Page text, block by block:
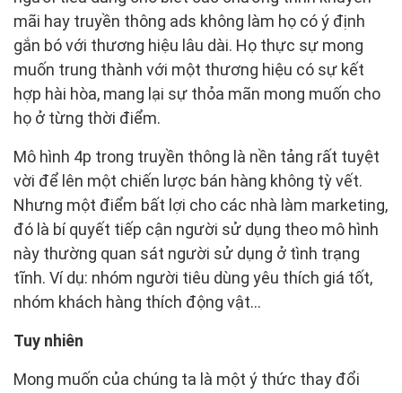
mãi hay truyền thông ads không làm họ có ý định
gắn bó với thương hiệu lâu dài. Họ thực sự mong
muốn trung thành với một thương hiệu có sự kết
hợp hài hòa, mang lại sự thỏa mãn mong muốn cho
họ ở từng thời điểm.
Mô hình 4p trong truyền thông là nền tảng rất tuyệt
vời để lên một chiến lược bán hàng không tỳ vết.
Nhưng một điểm bất lợi cho các nhà làm marketing,
đó là bí quyết tiếp cận người sử dụng theo mô hình
này thường quan sát người sử dụng ở tình trạng
tĩnh. Ví dụ: nhóm người tiêu dùng yêu thích giá tốt,
nhóm khách hàng thích động vật…
Tuy nhiên
Mong muốn của chúng ta là một ý thức thay đổi